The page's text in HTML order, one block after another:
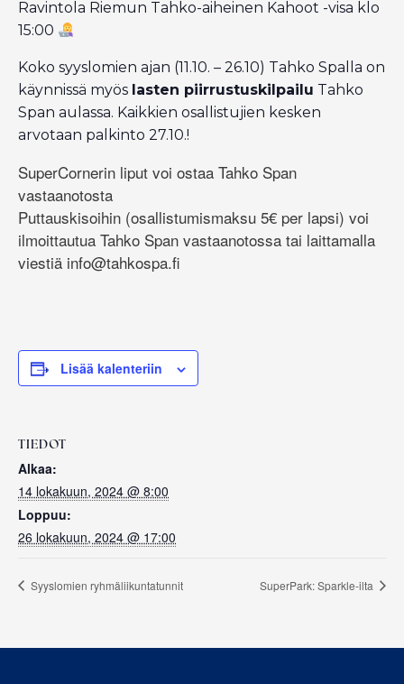
Ravintola Riemun Tahko-aiheinen Kahoot -visa klo
15:00
Koko syyslomien ajan (11.10. – 26.10) Tahko Spalla on
käynnissä myös lasten piirrustuskilpailu Tahko
Span aulassa. Kaikkien osallistujien kesken
arvotaan palkinto 27.10.!
SuperCornerin liput voi ostaa Tahko Span
vastaanotosta
Puttauskisoihin (osallistumismaksu 5€ per lapsi) voi
ilmoittautua Tahko Span vastaanotossa tai laittamalla
viestiä info@tahkospa.fi
Lisää kalenteriin
TIEDOT
Alkaa:
14 lokakuun, 2024 @ 8:00
Loppuu:
26 lokakuun, 2024 @ 17:00
Syyslomien ryhmäliikuntatunnit SuperPark: Sparkle-ilta